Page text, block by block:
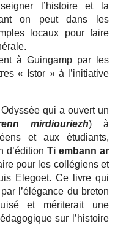
l’histoire et la
on peut dans les
locaux pour faire
à Guingamp par les
« Istor » à l’initiative
qui a ouvert un
mirdiouriezh) à
et aux étudiants,
d’édition Ti embann ar
pour les collégiens et
Elegoet. Ce livre qui
l’élégance du breton
et mériterait une
sur l’histoire